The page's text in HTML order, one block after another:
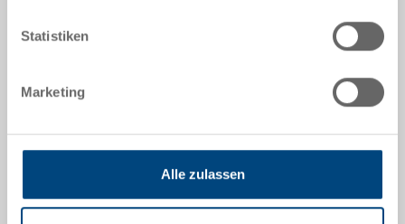
Statistiken
Marketing
Alle zulassen
Stapelbehälter RAKO, PP, silbergrau RAL 7001, aussen
Seitenwände geschlitzt, SGL-Boden geschlossen, 2
Grifflöcher
Sonderanfertigungen - Unser Spezialgebiet